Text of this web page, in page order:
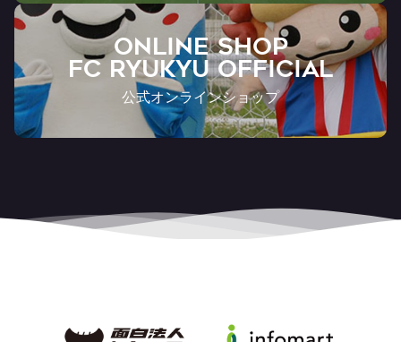
ONLINE SHOP
FC RYUKYU OFFICIAL
公式オンラインショップ